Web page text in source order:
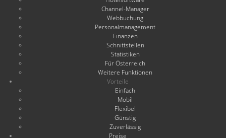
Channel-Manager
Webbuchung
Personalmanagement
Finanzen
Schnittstellen
Statistiken
Für Österreich
Weitere Funktionen
Vorteile
Einfach
Mobil
Flexibel
Günstig
Zuverlässig
Preise